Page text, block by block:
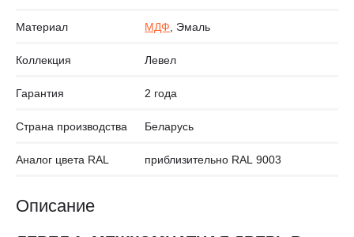
Материал МДФ, Эмаль
Коллекция Левел
Гарантия 2 года
Страна производства Беларусь
Аналог цвета RAL приблизительно RAL 9003
Описание